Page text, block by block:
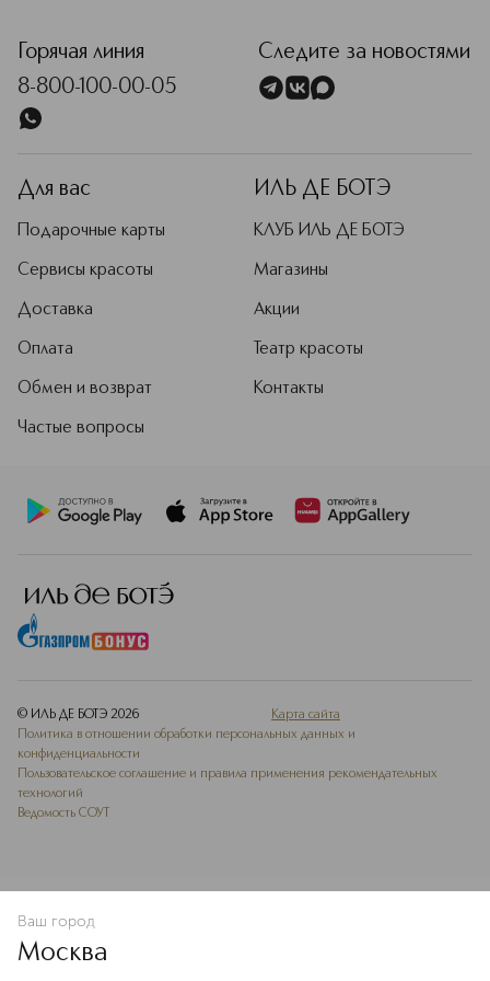
В КОРЗИНУ
Горячая линия
8-800-100-00-05
Следите за новостями
Для вас
Подарочные карты
Сервисы красоты
Доставка
Оплата
Обмен и возврат
Частые вопросы
ИЛЬ ДЕ БОТЭ
КЛУБ ИЛЬ ДЕ БОТЭ
Магазины
Акции
Театр красоты
Контакты
© ИЛЬ ДЕ БОТЭ 2026
Карта сайта
Политика в отношении обработки персональных данных и
конфиденциальности
Пользовательское соглашение и правила применения рекомендательных
технологий
Ведомость СОУТ
Ваш город
Москва